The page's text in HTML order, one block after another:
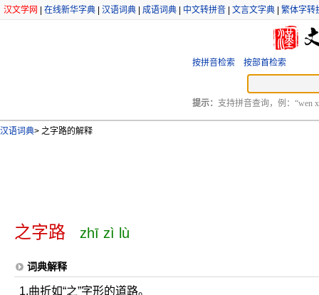
汉文学网 在线新华字典 汉语词典 成语词典 中文转拼音 文言文字典 繁体字转
按拼音检索 按部首检索
提示： 支持拼音查询，例：“wen
汉语词典> 之字路的解释
之字路 zhī zì lù
词典解释
1.曲折如“之”字形的道路。